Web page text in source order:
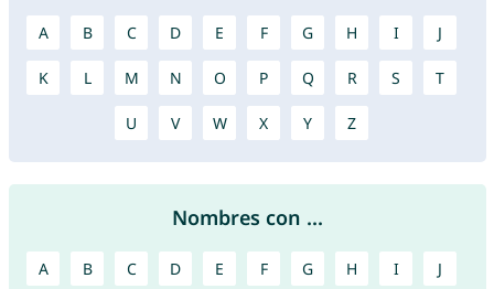
A B C D E F G H I J
K L M N O P Q R S T
U V W X Y Z
Nombres con ...
A B C D E F G H I J